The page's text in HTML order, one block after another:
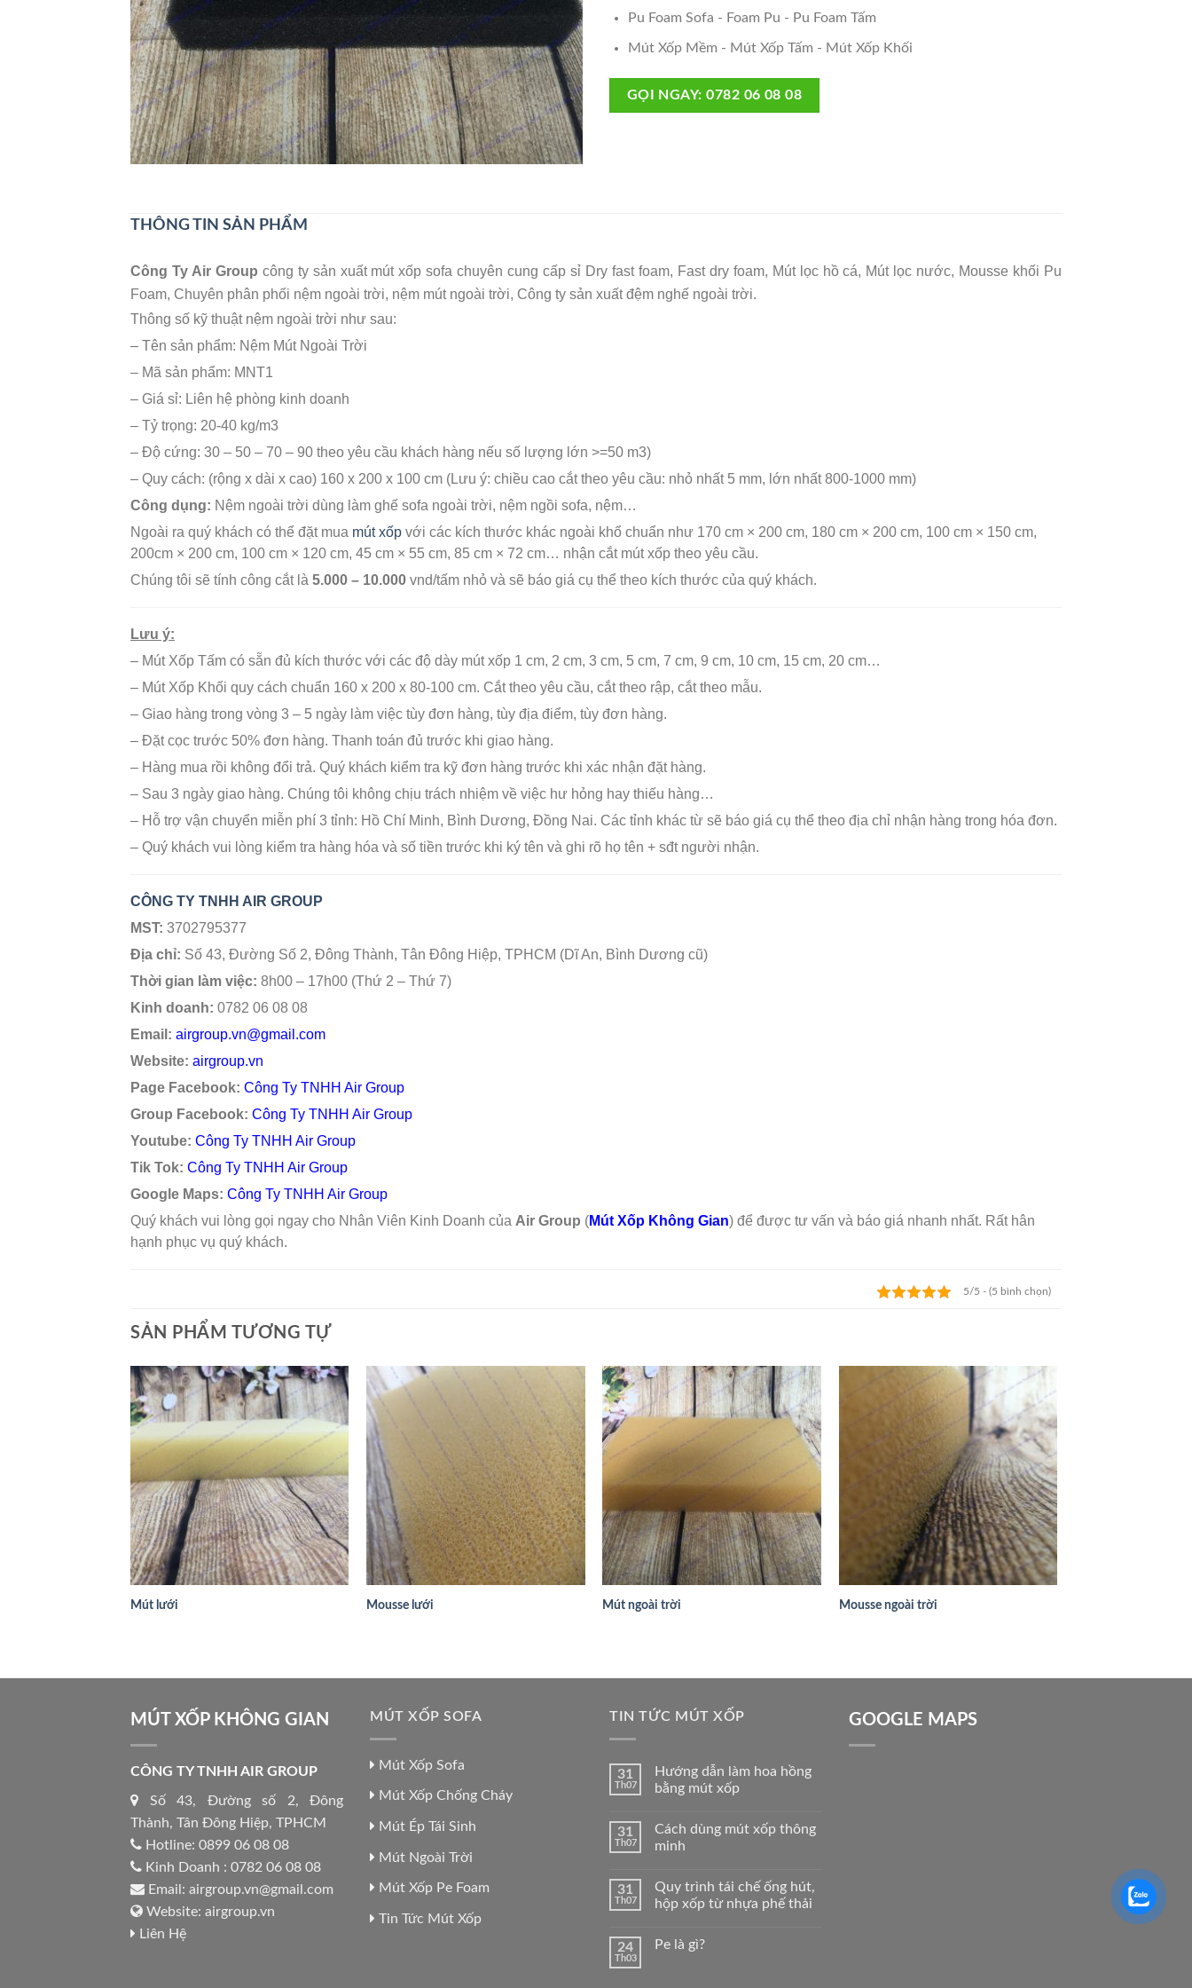
Pu Foam Sofa - Foam Pu - Pu Foam Tấm
Mút Xốp Mềm - Mút Xốp Tấm - Mút Xốp Khối
GỌI NGAY: 0782 06 08 08
THÔNG TIN SẢN PHẨM
Công Ty Air Group công ty sản xuất mút xốp sofa chuyên cung cấp sỉ Dry fast foam, Fast dry foam, Mút lọc hồ cá, Mút lọc nước, Mousse khối Pu
Foam, Chuyên phân phối nệm ngoài trời, nệm mút ngoài trời, Công ty sản xuất đệm nghế ngoài trời.
Thông số kỹ thuật nệm ngoài trời như sau:
– Tên sản phẩm: Nệm Mút Ngoài Trời
– Mã sản phẩm: MNT1
– Giá sỉ: Liên hệ phòng kinh doanh
– Tỷ trọng: 20-40 kg/m3
– Độ cứng: 30 – 50 – 70 – 90 theo yêu cầu khách hàng nếu số lượng lớn >=50 m3)
– Quy cách: (rộng x dài x cao) 160 x 200 x 100 cm (Lưu ý: chiều cao cắt theo yêu cầu: nhỏ nhất 5 mm, lớn nhất 800-1000 mm)
Công dụng: Nệm ngoài trời dùng làm ghế sofa ngoài trời, nệm ngồi sofa, nệm…
Ngoài ra quý khách có thể đặt mua mút xốp với các kích thước khác ngoài khổ chuẩn như 170 cm × 200 cm, 180 cm × 200 cm, 100 cm × 150 cm,
200cm × 200 cm, 100 cm × 120 cm, 45 cm × 55 cm, 85 cm × 72 cm… nhận cắt mút xốp theo yêu cầu.
Chúng tôi sẽ tính công cắt là 5.000 – 10.000 vnd/tấm nhỏ và sẽ báo giá cụ thể theo kích thước của quý khách.
Lưu ý:
– Mút Xốp Tấm có sẵn đủ kích thước với các độ dày mút xốp 1 cm, 2 cm, 3 cm, 5 cm, 7 cm, 9 cm, 10 cm, 15 cm, 20 cm…
– Mút Xốp Khối quy cách chuẩn 160 x 200 x 80-100 cm. Cắt theo yêu cầu, cắt theo rập, cắt theo mẫu.
– Giao hàng trong vòng 3 – 5 ngày làm việc tùy đơn hàng, tùy địa điểm, tùy đơn hàng.
– Đặt cọc trước 50% đơn hàng. Thanh toán đủ trước khi giao hàng.
– Hàng mua rồi không đổi trả. Quý khách kiểm tra kỹ đơn hàng trước khi xác nhận đặt hàng.
– Sau 3 ngày giao hàng. Chúng tôi không chịu trách nhiệm về việc hư hỏng hay thiếu hàng…
– Hỗ trợ vận chuyển miễn phí 3 tỉnh: Hồ Chí Minh, Bình Dương, Đồng Nai. Các tỉnh khác từ sẽ báo giá cụ thể theo địa chỉ nhận hàng trong hóa đơn.
– Quý khách vui lòng kiểm tra hàng hóa và số tiền trước khi ký tên và ghi rõ họ tên + sđt người nhận.
CÔNG TY TNHH AIR GROUP
MST: 3702795377
Địa chỉ: Số 43, Đường Số 2, Đông Thành, Tân Đông Hiệp, TPHCM (Dĩ An, Bình Dương cũ)
Thời gian làm việc: 8h00 – 17h00 (Thứ 2 – Thứ 7)
Kinh doanh: 0782 06 08 08
Email: airgroup.vn@gmail.com
Website: airgroup.vn
Page Facebook: Công Ty TNHH Air Group
Group Facebook: Công Ty TNHH Air Group
Youtube: Công Ty TNHH Air Group
Tik Tok: Công Ty TNHH Air Group
Google Maps: Công Ty TNHH Air Group
Quý khách vui lòng gọi ngay cho Nhân Viên Kinh Doanh của Air Group (Mút Xốp Không Gian) để được tư vấn và báo giá nhanh nhất. Rất hân
hạnh phục vụ quý khách.
5/5 - (5 bình chọn)
SẢN PHẨM TƯƠNG TỰ
Mút lưới Mousse lưới Mút ngoài trời Mousse ngoài trời
MÚT XỐP KHÔNG GIAN
CÔNG TY TNHH AIR GROUP
Số 43, Đường số 2, Đông
Thành, Tân Đông Hiệp, TPHCM
Hotline: 0899 06 08 08
Kinh Doanh : 0782 06 08 08
Email: airgroup.vn@gmail.com
Website: airgroup.vn
Liên Hệ
MÚT XỐP SOFA
Mút Xốp Sofa
Mút Xốp Chống Cháy
Mút Ép Tái Sinh
Mút Ngoài Trời
Mút Xốp Pe Foam
Tin Tức Mút Xốp
TIN TỨC MÚT XỐP
31
Th07
Hướng dẫn làm hoa hồng
bằng mút xốp
31
Th07
Cách dùng mút xốp thông
minh
31
Th07
Quy trình tái chế ống hút,
hộp xốp từ nhựa phế thải
24
Th03
Pe là gì?
GOOGLE MAPS